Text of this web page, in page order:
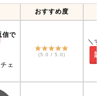
おすすめ度
信で
ェ
(5.0 / 5.0)
＼す
詳